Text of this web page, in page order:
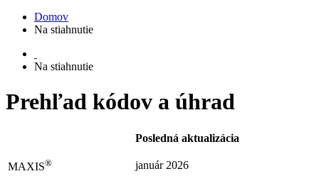
Domov
Na stiahnutie
Na stiahnutie
Prehľad kódov a úhrad
Posledná aktualizácia
MAXIS® január 2026